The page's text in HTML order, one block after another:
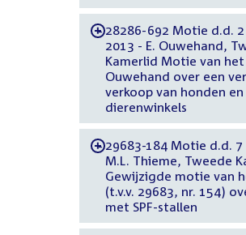
-28286-692 Motie d.d.
2013 - E. Ouwehand,
Kamerlid Motie van
Ouwehand over een
verkoop van honden
dierenwinkels
-29683-184 Motie d.d.
M.L. Thieme, Tweede
Gewijzigde motie van
(t.v.v. 29683, nr. 154)
met SPF-stallen